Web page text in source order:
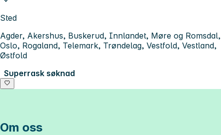
Sted
Agder, Akershus, Buskerud, Innlandet, Møre og Romsdal,
Oslo, Rogaland, Telemark, Trøndelag, Vestfold, Vestland,
Østfold
Superrask søknad
Om oss